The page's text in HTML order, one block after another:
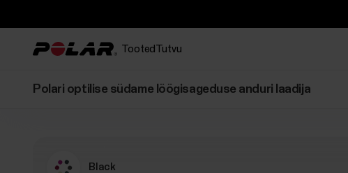
Tooted Tutvu
Polari optilise südame löögisageduse anduri laadija
Black